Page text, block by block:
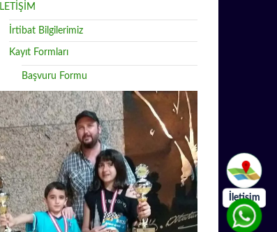
İLETİŞİM
İrtibat Bilgilerimiz
Kayıt Formları
Başvuru Formu
İletişim